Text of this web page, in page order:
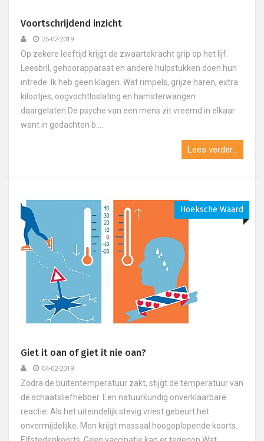
Voortschrijdend inzicht
25-02-2019
Op zekere leeftijd krijgt de zwaartekracht grip op het lijf.
Leesbril, gehoorapparaat en andere hulpstukken doen hun
intrede. Ik heb geen klagen. Wat rimpels, grijze haren, extra
kilootjes, oogvochtloslating en hamsterwangen
daargelaten.De psyche van een mens zit vreemd in elkaar
want in gedachten b....
Lees verder...
Hoeksche Waard
Giet it oan of giet it nie oan?
04-02-2019
Zodra de buitentemperatuur zakt, stijgt de temperatuur van
de schaatsliefhebber. Een natuurkundig onverklaarbare
reactie. Als het uiteindelijk stevig vriest gebeurt het
onvermijdelijke. Men krijgt massaal hoogoplopende koorts.